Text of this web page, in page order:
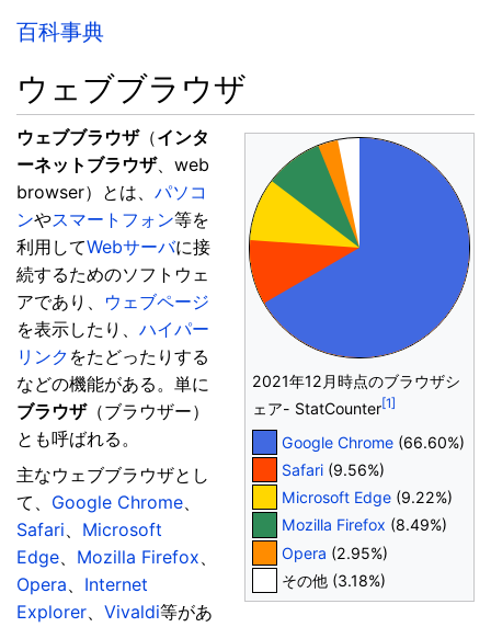
百科事典
ウェブブラウザ
2021年12月時点のブラウザシ
ェア- StatCounter[1]
Google Chrome (66.60%)
Safari (9.56%)
Microsoft Edge (9.22%)
Mozilla Firefox (8.49%)
Opera (2.95%)
その他 (3.18%)
ウェブブラウザ（インタ
ーネットブラウザ、web
browser）とは、 パソコ
ンやスマートフォン等を
利用してWebサーバに接
続するためのソフトウェ
アであり、 ウェブページ
を表示したり、 ハイパー
リンク をたどったりする
などの機能がある。単に
ブラウザ（ブラウザー）
とも呼ばれる。
主なウェブブラウザとし
て、 Google Chrome、
Safari、 Microsoft
Edge、 Mozilla Firefox、
Opera、 Internet
Explorer、 Vivaldi等があ